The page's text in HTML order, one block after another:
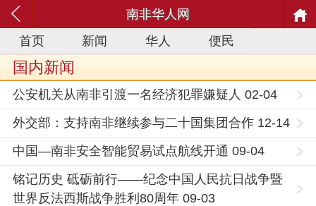
南非华人网
首页
新闻 华人 便民
国内新闻
公安机关从南非引渡一名经济犯罪嫌疑人 02-04
外交部：支持南非继续参与二十国集团合作 12-14
中国—南非安全智能贸易试点航线开通 09-04
铭记历史 砥砺前行——纪念中国人民抗日战争暨
世界反法西斯战争胜利80周年 09-03